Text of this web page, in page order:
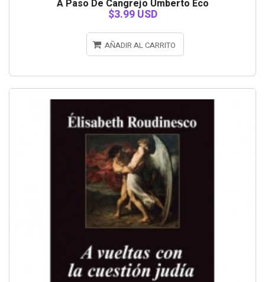
A Paso De Cangrejo Umberto Eco
$3.99 USD
AÑADIR AL CARRITO